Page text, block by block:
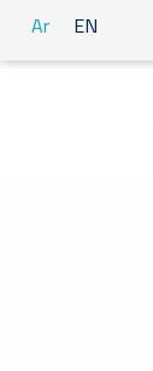
Ar EN